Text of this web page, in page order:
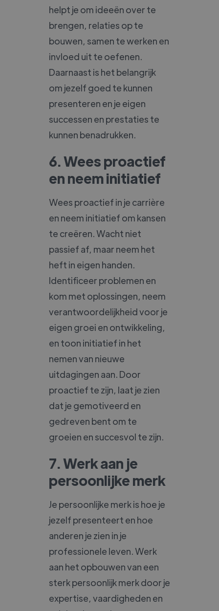
helpt je om ideeën over te
brengen, relaties op te
bouwen, samen te werken en
invloed uit te oefenen.
Daarnaast is het belangrijk
om jezelf goed te kunnen
presenteren en je eigen
successen en prestaties te
kunnen benadrukken.
6. Wees proactief
en neem initiatief
Wees proactief in je carrière
en neem initiatief om kansen
te creëren. Wacht niet
passief af, maar neem het
heft in eigen handen.
Identificeer problemen en
kom met oplossingen, neem
verantwoordelijkheid voor je
eigen groei en ontwikkeling,
en toon initiatief in het
nemen van nieuwe
uitdagingen aan. Door
proactief te zijn, laat je zien
dat je gemotiveerd en
gedreven bent om te
groeien en succesvol te zijn.
7. Werk aan je
persoonlijke merk
Je persoonlijke merk is hoe je
jezelf presenteert en hoe
anderen je zien in je
professionele leven. Werk
aan het opbouwen van een
sterk persoonlijk merk door je
expertise, vaardigheden en